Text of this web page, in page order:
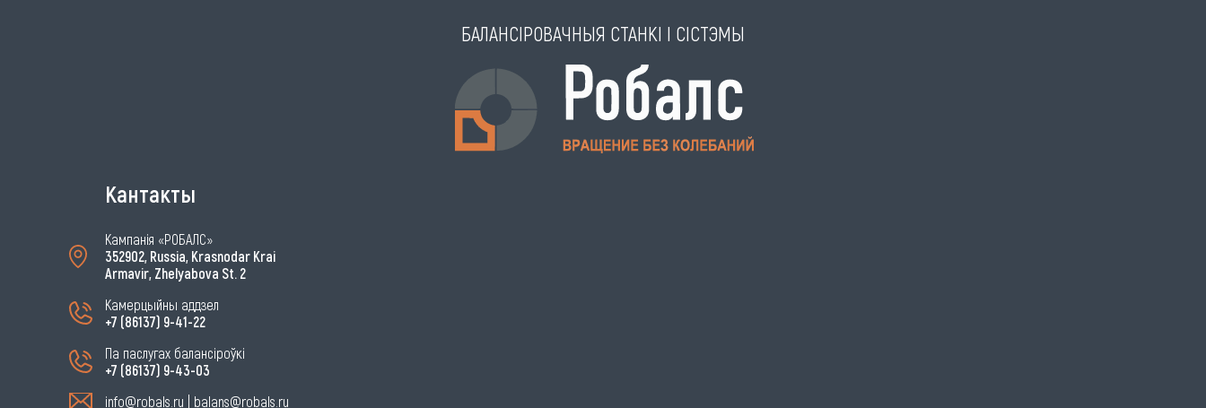
БАЛАНСІРОВАЧНЫЯ СТАНКІ І СІСТЭМЫ
Кантакты
Кампанія «РОБАЛС»
352902, Russia, Krasnodar Krai
Armavir, Zhelyabova St. 2
Камерцыйны аддзел
+7 (86137) 9-41-22
Па паслугах балансіроўкі
+7 (86137) 9-43-03
info@robals.ru
balans@robals.ru